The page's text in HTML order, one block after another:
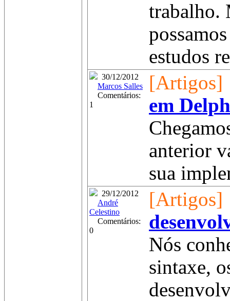
trabalho.
estudos
30/12/2012
Marcos Salles
Comentários:
1
[Artigos]
em
anterior
sua
29/12/2012
André
Celestino
Comentários:
0
[Artigos]
Nós
sintaxe,